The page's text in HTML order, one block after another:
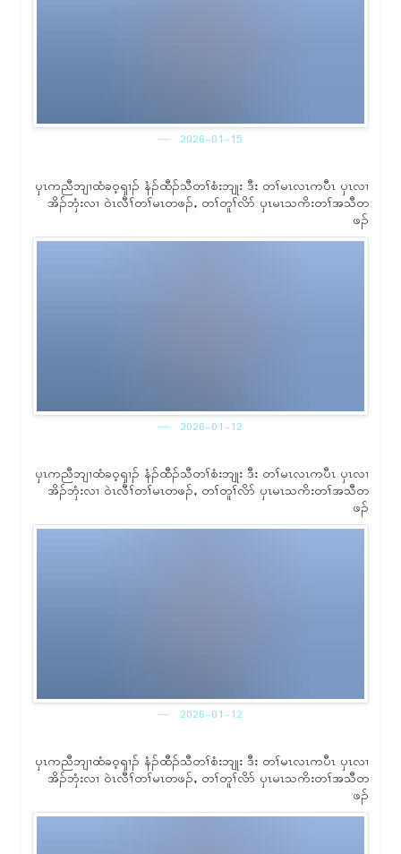
2026-01-15
ၦၤကညီဘျၢထံခဝ့ၡၢၣ် နံၣ်ထီၣ်သီတၢ်စံးဘျုး ဒီး တၢ်မၤလၤကပီၤ ၦၤလၢ
အိၣ်ဘှံးလၢ ဝဲၤလီၢ်တၢ်မၤတဖၣ်ႇ တၢ်တူၢ်လိာ် ၦၤမၤသကိးတၢ်အသီတ
ဖၣ်
2026-01-12
ၦၤကညီဘျၢထံခဝ့ၡၢၣ် နံၣ်ထီၣ်သီတၢ်စံးဘျုး ဒီး တၢ်မၤလၤကပီၤ ၦၤလၢ
အိၣ်ဘှံးလၢ ဝဲၤလီၢ်တၢ်မၤတဖၣ်ႇ တၢ်တူၢ်လိာ် ၦၤမၤသကိးတၢ်အသီတ
ဖၣ်
2026-01-12
ၦၤကညီဘျၢထံခဝ့ၡၢၣ် နံၣ်ထီၣ်သီတၢ်စံးဘျုး ဒီး တၢ်မၤလၤကပီၤ ၦၤလၢ
အိၣ်ဘှံးလၢ ဝဲၤလီၢ်တၢ်မၤတဖၣ်ႇ တၢ်တူၢ်လိာ် ၦၤမၤသကိးတၢ်အသီတ
ဖၣ်